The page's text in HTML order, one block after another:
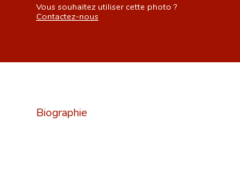
Vous souhaitez utiliser cette photo ?
Contactez-nous
Biographie